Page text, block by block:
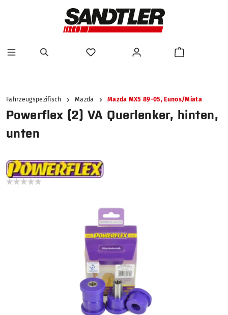
Fahrzeugspezifisch Mazda Mazda MX5 89-05, Eunos/Miata
Powerflex (2) VA Querlenker, hinten,
unten